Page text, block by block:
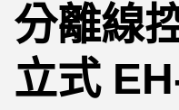
分離線
立式